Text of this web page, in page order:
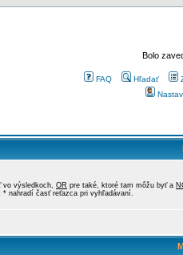
Bolo
FAQ Hľadať
vo výsledkoch, OR pre také, ktoré tam môžu byť a
nahradí časť reťazca pri vyhľadávaní.